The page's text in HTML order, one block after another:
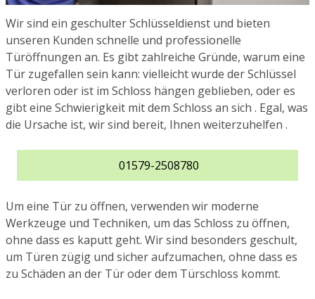
Wir sind ein geschulter Schlüsseldienst und bieten
unseren Kunden schnelle und professionelle
Türöffnungen an. Es gibt zahlreiche Gründe, warum eine
Tür zugefallen sein kann: vielleicht wurde der Schlüssel
verloren oder ist im Schloss hängen geblieben, oder es
gibt eine Schwierigkeit mit dem Schloss an sich . Egal, was
die Ursache ist, wir sind bereit, Ihnen weiterzuhelfen .
01579-2508780
Um eine Tür zu öffnen, verwenden wir moderne
Werkzeuge und Techniken, um das Schloss zu öffnen,
ohne dass es kaputt geht. Wir sind besonders geschult,
um Türen zügig und sicher aufzumachen, ohne dass es
zu Schäden an der Tür oder dem Türschloss kommt.